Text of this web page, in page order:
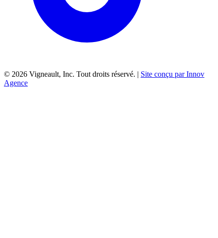
© 2026 Vigneault, Inc. Tout droits réservé. | Site conçu par Innov
Agence